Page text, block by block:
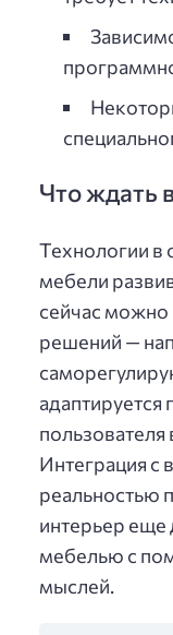
Что ждать
Технологии в
мебели
сейчас можно
решений —
адаптируется
Интеграция с
реальностью
интерьер еще
мебелью с
мыслей.